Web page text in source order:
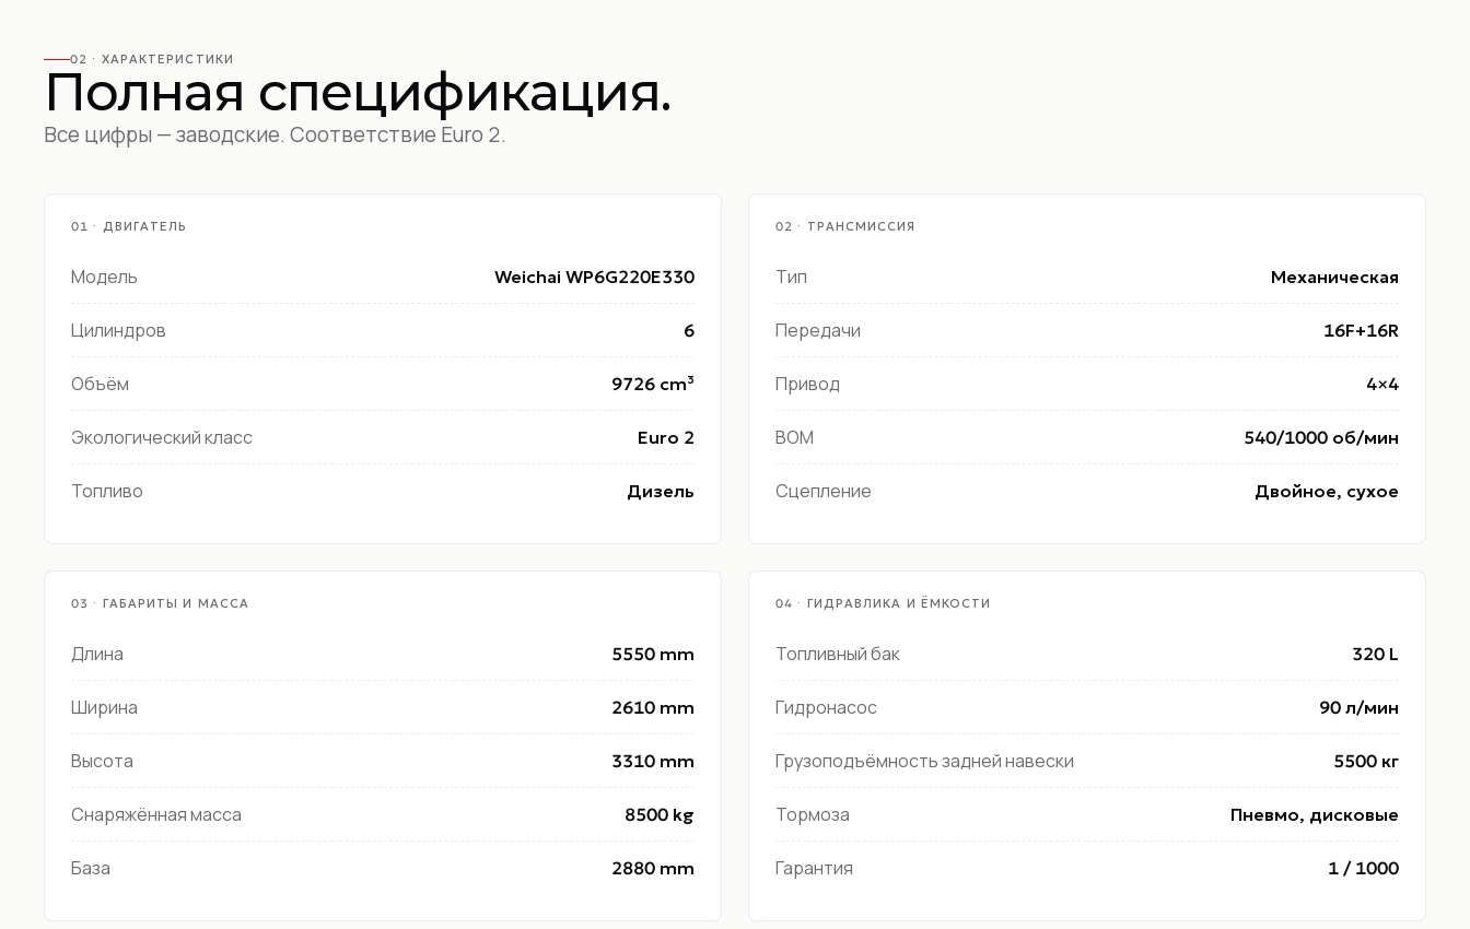
02 · ХАРАКТЕРИСТИКИ
Полная спецификация.
Все цифры — заводские. Соответствие Euro 2.
01 · ДВИГАТЕЛЬ
Модель Weichai WP6G220E330
Цилиндров 6
Объём 9726 cm³
Экологический класс Euro 2
Топливо Дизель
02 · ТРАНСМИССИЯ
Тип Механическая
Передачи 16F+16R
Привод 4×4
ВОМ 540/1000 об/мин
Сцепление Двойное, сухое
03 · ГАБАРИТЫ И МАССА
Длина 5550 mm
Ширина 2610 mm
Высота 3310 mm
Снаряжённая масса 8500 kg
База 2880 mm
04 · ГИДРАВЛИКА И ЁМКОСТИ
Топливный бак 320 L
Гидронасос 90 л/мин
Грузоподъёмность задней навески 5500 кг
Тормоза Пневмо, дисковые
Гарантия 1 / 1000